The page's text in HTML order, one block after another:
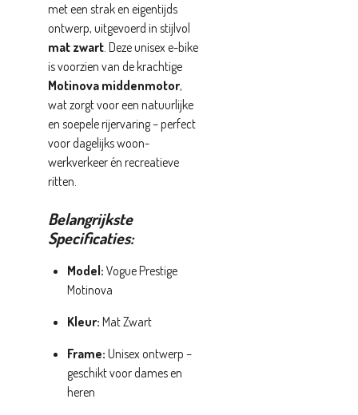
met een strak en eigentijds
ontwerp, uitgevoerd in stijlvol
mat zwart. Deze unisex e-bike
is voorzien van de krachtige
Motinova middenmotor,
wat zorgt voor een natuurlijke
en soepele rijervaring – perfect
voor dagelijks woon-
werkverkeer én recreatieve
ritten.
Belangrijkste
Specificaties:
Model: Vogue Prestige
Motinova
Kleur: Mat Zwart
Frame: Unisex ontwerp –
geschikt voor dames en
heren